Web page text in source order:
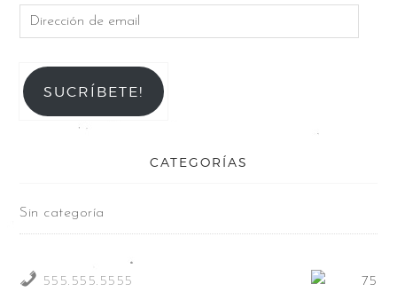
SUCRÍBETE!
CATEGORÍAS
Sin categoría
555.555.5555